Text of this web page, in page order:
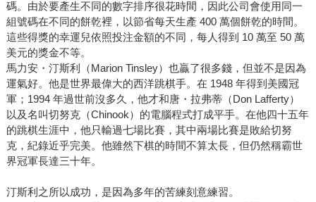
碼。由於要產生不同的數字排序很花時間，因此公司會使用同一
組號碼在不同的餅乾裡，以節省每天生產 400 萬個餅乾的時間。
這些得獎的幸運兒依照投注金額的不同，每人得到 10 萬至 50 萬
美元的獎金不等。
馬力安・汀斯利（Marion Tinsley）也贏了很多錢，但並不是因為
運氣好。他是世界最偉大的西洋跳棋手。在 1948 年得到美國冠
軍；1994 年過世前沒多久，他才和唐・拉弗蒂（Don Lafferty）
以及名叫切努克（Chinook）的電腦程式打成平手。在他四十五年
的跳棋生涯中，他只輸過七場比賽，其中兩場比賽是敗給切努
克，紀錄近乎完美。他雖然下棋的時間不算太長，但仍然稱霸世
界冠軍長達三十年。
汀斯利之所以成功，是因為多年的苦練刻意練習。